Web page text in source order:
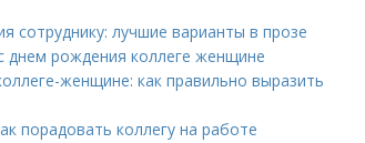
сотруднику: лучшие варианты в прозе
днем рождения коллеге женщине
женщине: как правильно выразить
порадовать коллегу на работе